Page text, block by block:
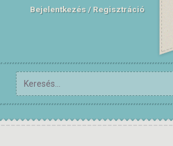
Bejelentkezés Regisztráció